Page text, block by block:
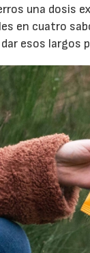
una dosis
en cuatro
dar esos